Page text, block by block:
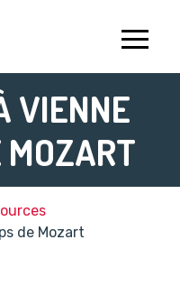
VIENNE
MOZART
de Mozart
témoins de connexion